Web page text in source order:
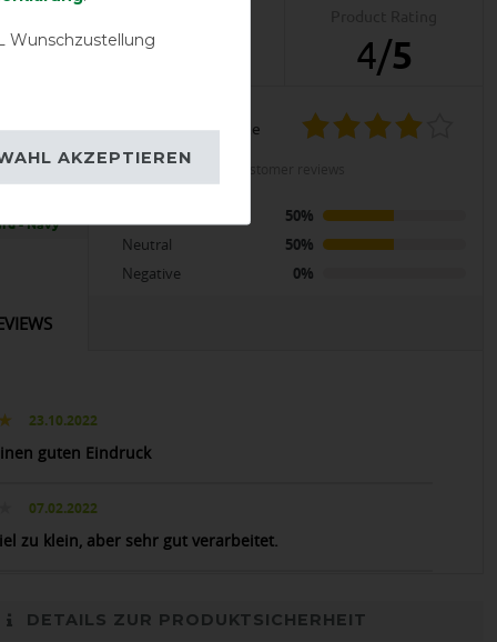
- Navy
4/5
product experience
calculated from 2 customer reviews
50%
Neutral
50%
Negative
0%
23.10.2022
guten Eindruck
07.02.2022
zu klein, aber sehr gut verarbeitet.
DETAILS ZUR PRODUKTSICHERHEIT
Wunschzustellung
AKZEPTIEREN